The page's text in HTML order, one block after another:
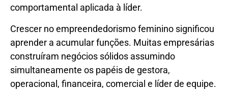
comportamental aplicada à líder.
Crescer no empreendedorismo feminino significou
aprender a acumular funções. Muitas empresárias
construíram negócios sólidos assumindo
simultaneamente os papéis de gestora,
operacional, financeira, comercial e líder de equipe.